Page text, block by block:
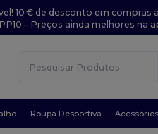
10 € de desconto em compras
– Preços ainda melhores na
Roupa Desportiva Acessórios